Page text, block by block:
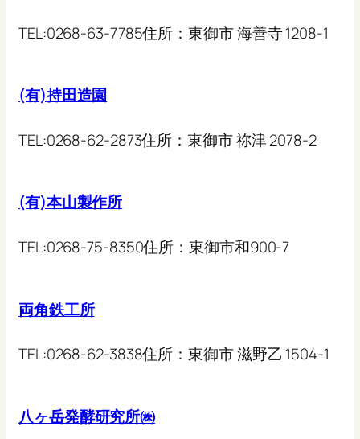
TEL:0268-63-7785住所：東御市 海善寺 1208-1
(有)持田造園
TEL:0268-62-2873住所：東御市 祢津 2078-2
(有)本山製作所
TEL:0268-75-8350住所：東御市和900-7
両角鉄工所
TEL:0268-62-3838住所：東御市 滋野乙 1504-1
八ヶ岳発酵研究所㈱